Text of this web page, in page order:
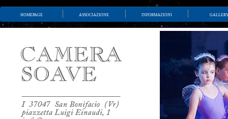
homepage associazione informazioni